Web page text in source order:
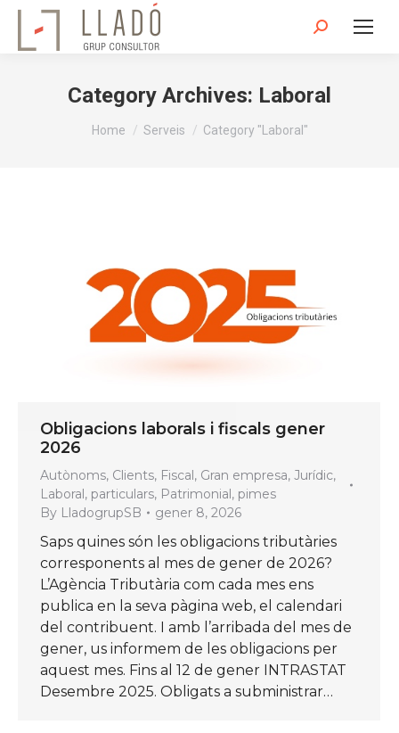
Search:
Category Archives: Laboral
You are here:
Home Serveis Category "Laboral"
Obligacions laborals i fiscals gener
2026
Autònoms, Clients, Fiscal, Gran empresa, Jurídic,
Laboral, particulars, Patrimonial, pimes
By LladogrupSB gener 8, 2026
Saps quines són les obligacions tributàries
corresponents al mes de gener de 2026?
L’Agència Tributària com cada mes ens
publica en la seva pàgina web, el calendari
del contribuent. I amb l’arribada del mes de
gener, us informem de les obligacions per
aquest mes. Fins al 12 de gener INTRASTAT
Desembre 2025. Obligats a subministrar…